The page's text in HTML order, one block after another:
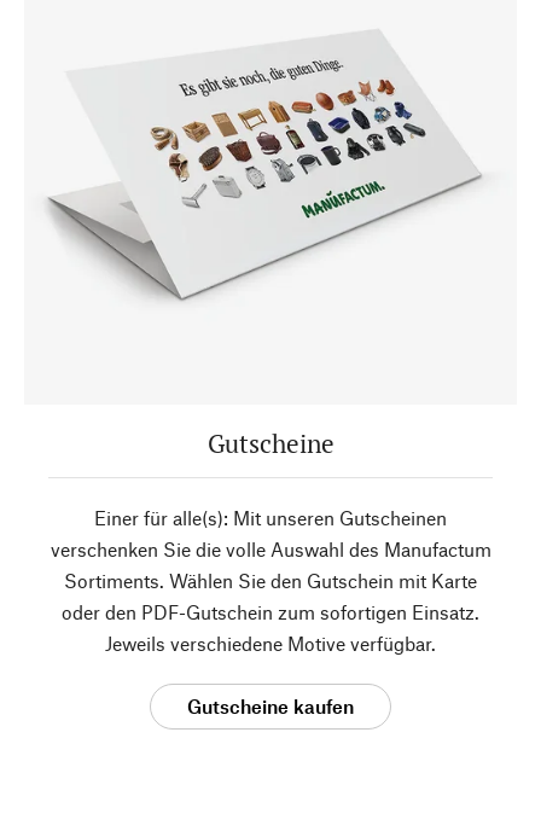
Gutscheine
Einer für alle(s): Mit unseren Gutscheinen
verschenken Sie die volle Auswahl des Manufactum
Sortiments. Wählen Sie den Gutschein mit Karte
oder den PDF-Gutschein zum sofortigen Einsatz.
Jeweils verschiedene Motive verfügbar.
Gutscheine kaufen